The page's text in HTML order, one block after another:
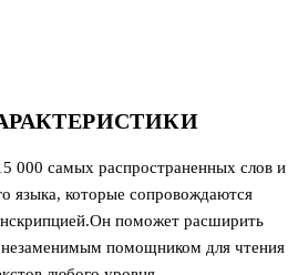
000 самых распространенных слов и
языка, которые сопровождаются
поможет расширить
незаменимым помощником для чтения